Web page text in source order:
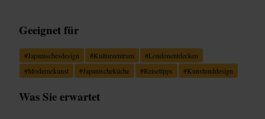
Geeignet für
#Japanischesdesign #Kulturzentrum #Londonentdecken
#Modernekunst #Japanischeküche #Reisetipps #Kunstunddesign
Was Sie erwartet